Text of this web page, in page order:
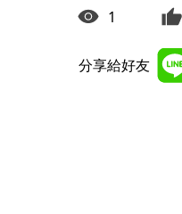
1
分享給好友